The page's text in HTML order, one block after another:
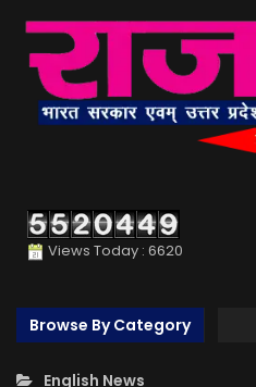
Views Today : 6620
Browse By Category
English News